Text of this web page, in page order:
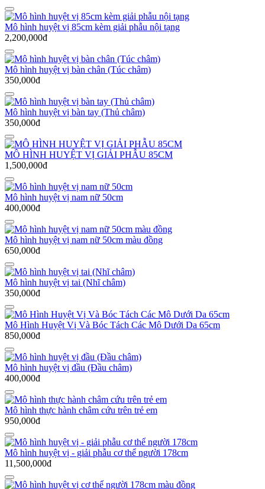
Mô hình huyệt vị 85cm kèm giải phẫu nội tạng
2,200,000đ
Mô hình huyệt vị bàn chân (Túc châm)
350,000đ
Mô hình huyệt vị bàn tay (Thủ châm)
350,000đ
MÔ HÌNH HUYỆT VỊ GIẢI PHẪU 85CM
1,500,000đ
Mô hình huyệt vị nam nữ 50cm
400,000đ
Mô hình huyệt vị nam nữ 50cm màu đồng
650,000đ
Mô hình huyệt vị tai (Nhĩ châm)
350,000đ
Mô Hình Huyệt Vị Và Bóc Tách Các Mô Dưới Da 65cm
850,000đ
Mô hình huyệt vị đầu (Đầu châm)
400,000đ
Mô hình thực hành châm cứu trên trẻ em
950,000đ
Mô hình huyệt vị - giải phẫu cơ thể người 178cm
11,500,000đ